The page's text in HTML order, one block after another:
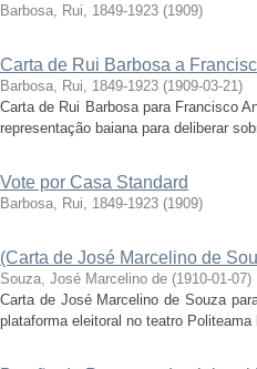
Barbosa, Rui, 1849-1923 (1909)
Carta de Rui Barbosa a
Barbosa, Rui, 1849-1923 (1909-03-21)
Carta de Rui Barbosa para Francisco
representação baiana para deliberar
Vote por Casa Standard
Barbosa, Rui, 1849-1923 (1909)
(Carta de José Marcelino de
Souza, José Marcelino de (1910-01-07)
Carta de José Marcelino de Souza
plataforma eleitoral no teatro